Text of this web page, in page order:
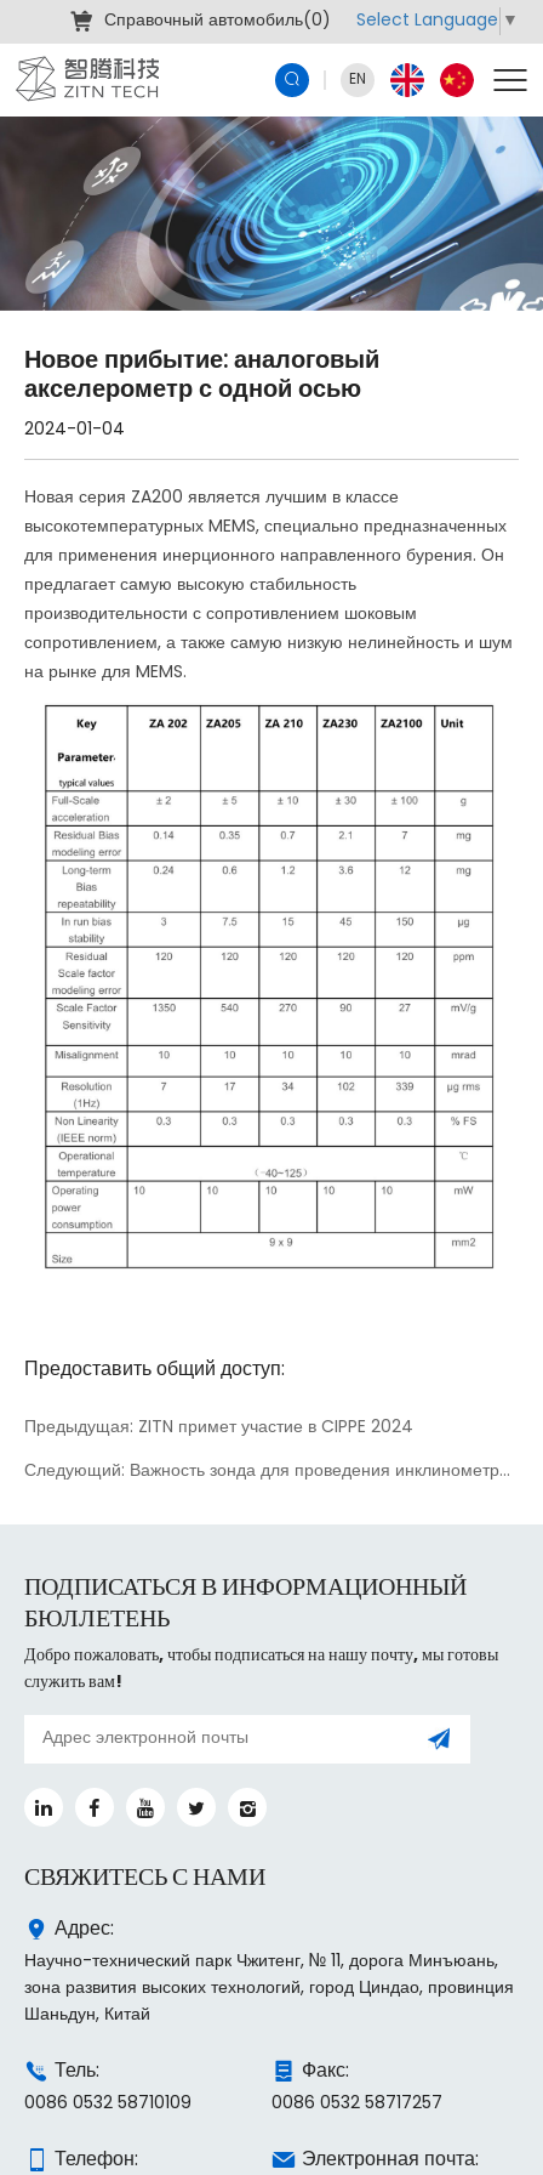
Справочный автомобиль(0) Select Language ▼
EN
Новое прибытие: аналоговый
акселерометр с одной осью
2024-01-04
Новая серия ZA200 является лучшим в классе
высокотемпературных MEMS, специально предназначенных
для применения инерционного направленного бурения. Он
предлагает самую высокую стабильность
производительности с сопротивлением шоковым
сопротивлением, а также самую низкую нелинейность и шум
на рынке для MEMS.
Предоставить общий доступ:
Предыдущая: ZITN примет участие в CIPPE 2024
Следующий: Важность зонда для проведения инклинометрии в технологии подземного направленного бурения в угольных шахтах
ПОДПИСАТЬСЯ В ИНФОРМАЦИОННЫЙ
БЮЛЛЕТЕНЬ
Добро пожаловать, чтобы подписаться на нашу почту, мы готовы
служить вам!
СВЯЖИТЕСЬ С НАМИ
Адрес:
Научно-технический парк Чжитенг, № 11, дорога Минъюань,
зона развития высоких технологий, город Циндао, провинция
Шаньдун, Китай
Тель:
0086 0532 58710109
Факс:
0086 0532 58717257
Телефон: Электронная почта: